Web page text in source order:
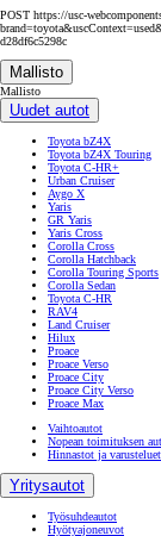
POST https://usc-
d28df6c5298c
Mallisto
Mallisto
Uudet autot
Toyota bZ4X
Toyota bZ4X Touring
Toyota C-HR+
Urban Cruiser
Aygo X
Yaris
GR Yaris
Yaris Cross
Corolla Cross
Corolla Hatchback
Corolla Touring Sports
Corolla Sedan
Toyota C-HR
RAV4
Land Cruiser
Hilux
Proace
Proace Verso
Proace City
Proace City Verso
Proace Max
Vaihtoautot
Nopean toimituksen
Hinnastot ja
Yritysautot
Työsuhdeautot
Hyötyajoneuvot